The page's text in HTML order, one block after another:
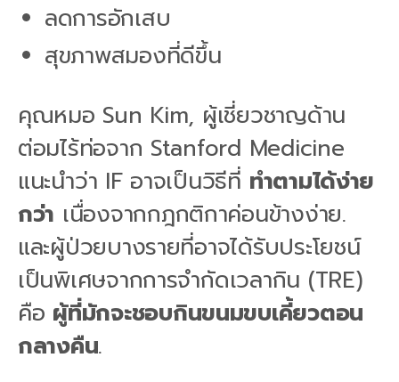
ลดการอักเสบ
สุขภาพสมองที่ดีขึ้น
คุณหมอ Sun Kim, ผู้เชี่ยวชาญด้าน
ต่อมไร้ท่อจาก Stanford Medicine
แนะนำว่า IF อาจเป็นวิธีที่ ทำตามได้ง่าย
กว่า เนื่องจากกฎกติกาค่อนข้างง่าย.
และผู้ป่วยบางรายที่อาจได้รับประโยชน์
เป็นพิเศษจากการจำกัดเวลากิน (TRE)
คือ ผู้ที่มักจะชอบกินขนมขบเคี้ยวตอน
กลางคืน.